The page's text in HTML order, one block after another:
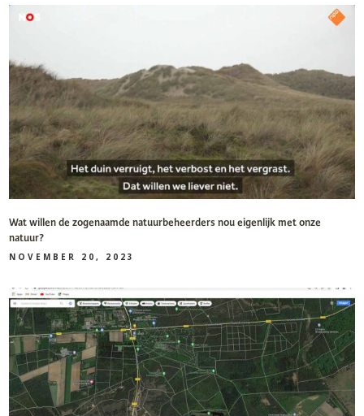
Wat willen de zogenaamde natuurbeheerders nou eigenlijk met onze
natuur?
NOVEMBER 20, 2023